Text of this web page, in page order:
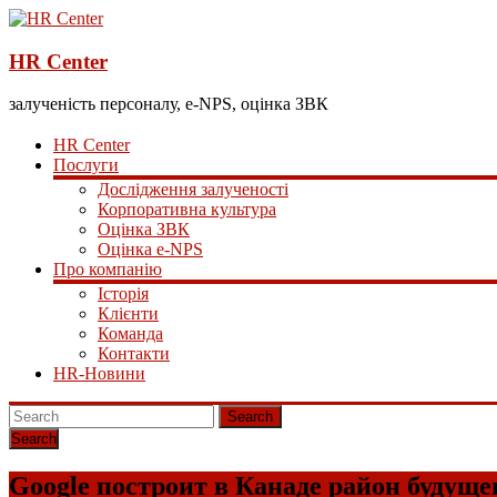
HR Center
залученість персоналу, e-NPS, оцінка ЗВК
HR Center
Послуги
Дослідження залученості
Корпоративна культура
Оцінка ЗВК
Оцінка e-NPS
Про компанію
Історія
Клієнти
Команда
Контакти
HR-Новини
Search
Google построит в Канаде район